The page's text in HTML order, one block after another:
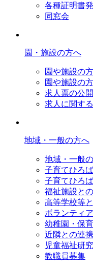
各種証明書
同窓会
園・施設の方へ
園や施設の
園や施設の
求人票の公開
求人に関す
地域・一般の方へ
地域・一般
子育てひろ
子育てひろ
福祉施設と
高等学校等
ボランティ
幼稚園・保
近隣との連携
児童福祉研
教職員募集